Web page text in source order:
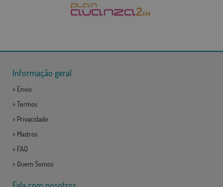
Informação geral
> Envio
> Termos
> Privacidade
> Mastros
> FAQ
> Quem Somos